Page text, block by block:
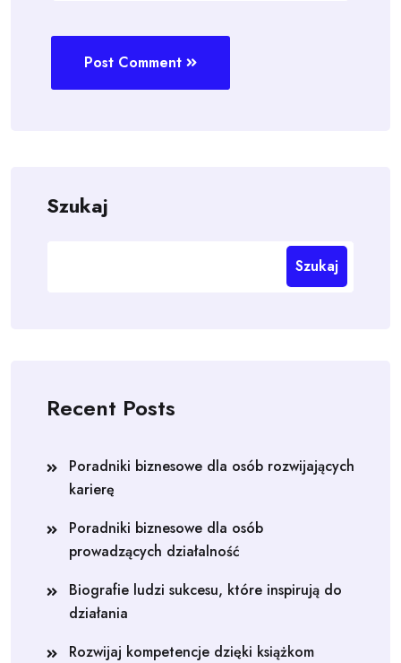
Post Comment
Szukaj
Szukaj
Recent Posts
Poradniki biznesowe dla osób rozwijających
karierę
Poradniki biznesowe dla osób
prowadzących działalność
Biografie ludzi sukcesu, które inspirują do
działania
Rozwijaj kompetencje dzięki książkom